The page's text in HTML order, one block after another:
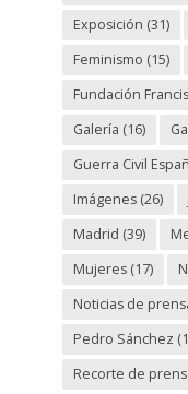
Exposición (31)
Feminismo (15)
Fundación
Galería (16)
Guerra Civil
Imágenes(26)
Madrid (39)
Mujeres(17)
Noticias de
Pedro Sánchez
Recorte de